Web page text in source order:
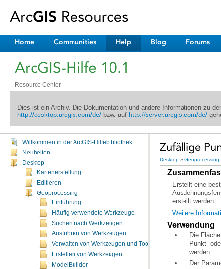
Home Communities Help Blog Forums
ArcGIS-Hilfe 10.1
Resource Center
Dies ist ein Archiv. Die Dokumentation und andere Informationen zu
http://desktop.arcgis.com/de/bzw. auf http://server.arcgis.com/de/
Willkommen in der ArcGIS-Hilfebibliothek
Neuheiten
Desktop
Kartenerstellung
Editieren
Geoprocessing
Einführung
Häufig verwendete Werkzeuge
Suchen nach Werkzeugen
Ausführen von Werkzeugen
Verwalten von Werkzeugen und Toolboxes
Erstellen von Werkzeugen
ModelBuilder
Zufällige
Desktop » Geoprocessing
erstellt werden.
Weitere
Verwendung
werden.
Der